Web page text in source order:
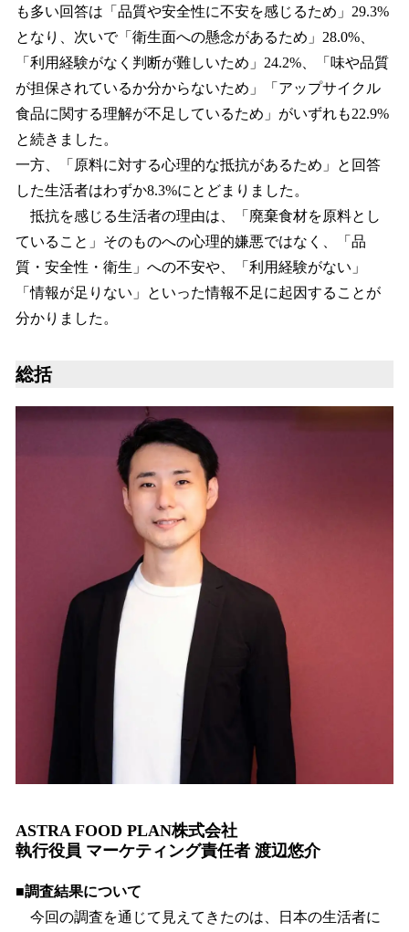
も多い回答は「品質や安全性に不安を感じるため」29.3%
となり、次いで「衛生面への懸念があるため」28.0%、
「利用経験がなく判断が難しいため」24.2%、「味や品質
が担保されているか分からないため」「アップサイクル
食品に関する理解が不足しているため」がいずれも22.9%
と続きました。
一方、「原料に対する心理的な抵抗があるため」と回答
した生活者はわずか8.3%にとどまりました。
抵抗を感じる生活者の理由は、「廃棄食材を原料とし
ていること」そのものへの心理的嫌悪ではなく、「品
質・安全性・衛生」への不安や、「利用経験がない」
「情報が足りない」といった情報不足に起因することが
分かりました。
総括
ASTRA FOOD PLAN株式会社
執行役員 マーケティング責任者 渡辺悠介
■調査結果について
今回の調査を通じて見えてきたのは、日本の生活者に